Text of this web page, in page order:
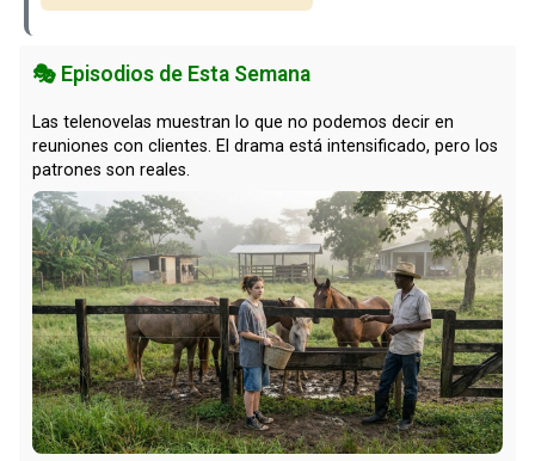
🎭 Episodios de Esta Semana
Las telenovelas muestran lo que no podemos decir en
reuniones con clientes. El drama está intensificado, pero los
patrones son reales.